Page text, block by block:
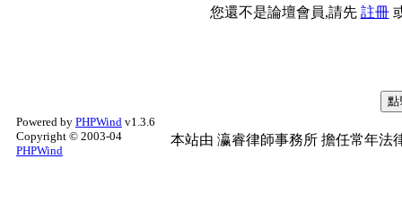
您還不是論壇會員,請先 註冊
Powered by PHPWind v1.3.6
Copyright © 2003-04
PHPWind
本站由 瀛睿律師事務所 擔任常年法